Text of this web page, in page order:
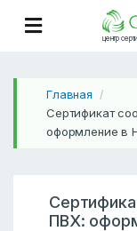
центр
Главная /
Сертификат
оформление в
ПВХ: